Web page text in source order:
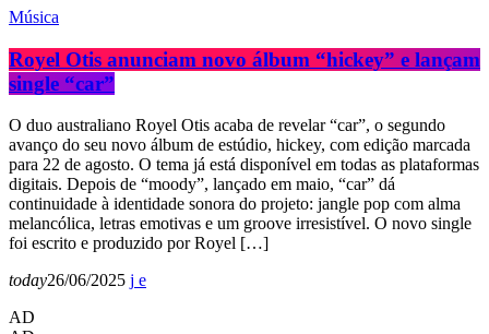
Música
Royel Otis anunciam novo álbum “hickey” e lançam
single “car”
O duo australiano Royel Otis acaba de revelar “car”, o segundo
avanço do seu novo álbum de estúdio, hickey, com edição marcada
para 22 de agosto. O tema já está disponível em todas as plataformas
digitais. Depois de “moody”, lançado em maio, “car” dá
continuidade à identidade sonora do projeto: jangle pop com alma
melancólica, letras emotivas e um groove irresistível. O novo single
foi escrito e produzido por Royel […]
today26/06/2025
AD